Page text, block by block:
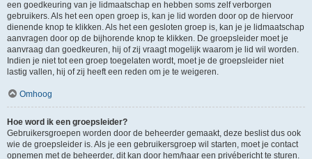
een goedkeuring van je lidmaatschap en hebben soms zelf verborgen
gebruikers. Als het een open groep is, kan je lid worden door op de hiervoor
dienende knop te klikken. Als het een gesloten groep is, kan je je lidmaatschap
aanvragen door op de bijhorende knop te klikken. De groepsleider moet je
aanvraag dan goedkeuren, hij of zij vraagt mogelijk waarom je lid wil worden.
Indien je niet tot een groep toegelaten wordt, moet je de groepsleider niet
lastig vallen, hij of zij heeft een reden om je te weigeren.
Omhoog
Hoe word ik een groepsleider?
Gebruikersgroepen worden door de beheerder gemaakt, deze beslist dus ook
wie de groepsleider is. Als je een gebruikersgroep wil starten, moet je contact
opnemen met de beheerder, dit kan door hem/haar een privébericht te sturen.